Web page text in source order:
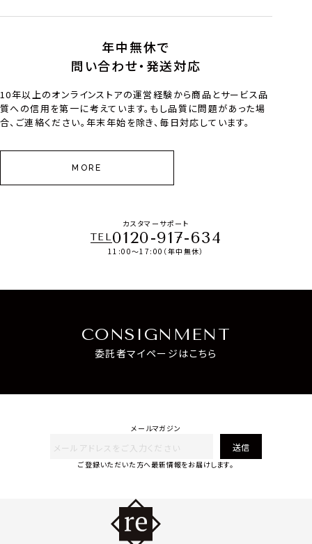
年中無休で
問い合わせ・発送対応
10年以上のオンラインストアの運営経験から商品とサービス品
質への信用を第一に考えています。もし品質に問題があった場
合、ご連絡ください。年末年始を除き、毎日対応しています。
MORE
カスタマーサポート
TEL0120-917-634
11:00～17:00（年中無休）
CONSIGNMENT
委託者マイページはこちら
メールマガジン
送信
ご登録いただいた方へ最新情報をお届けします。